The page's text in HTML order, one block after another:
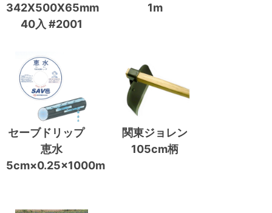
342X500X65mm
40入 #2001
1m
セーブドリップ
恵水
5cm×0.25×1000m
関東ジョレン
105cm柄